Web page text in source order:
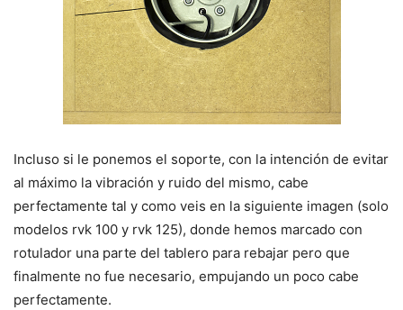
Incluso si le ponemos el soporte, con la intención de evitar
al máximo la vibración y ruido del mismo, cabe
perfectamente tal y como veis en la siguiente imagen (solo
modelos rvk 100 y rvk 125), donde hemos marcado con
rotulador una parte del tablero para rebajar pero que
finalmente no fue necesario, empujando un poco cabe
perfectamente.